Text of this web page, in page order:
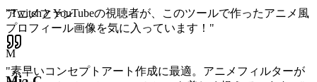
"TwitchとYouTubeの視聴者が、このツールで作ったアニメ風
プロフィール画像を気に入っています！ "
M
アニメファン
"素早いコンセプトアート作成に最適。アニメフィルターが